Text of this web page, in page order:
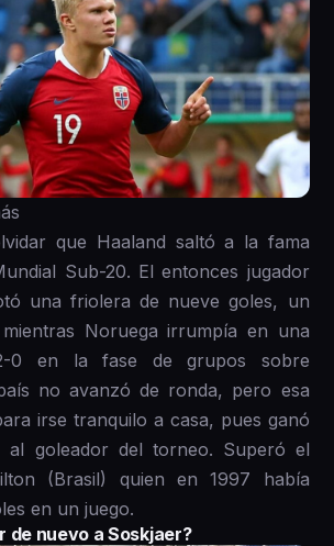
que Haaland saltó a la fama
Sub-20. El entonces jugador
una friolera de nueve goles, un
Noruega irrumpía en una
0 en la fase de grupos sobre
no avanzó de ronda, pero esa
irse tranquilo a casa, pues ganó
al goleador del torneo. Superó el
(Brasil) quien en 1997 había
en un juego.
de nuevo a Soskjaer?